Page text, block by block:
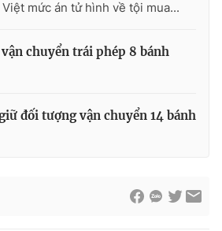
in và báo điện tử số 483/GP-BTTTT
mức án tử hình về tội mua...
chuyển trái phép 8 bánh
đối tượng vận chuyển 14 bánh